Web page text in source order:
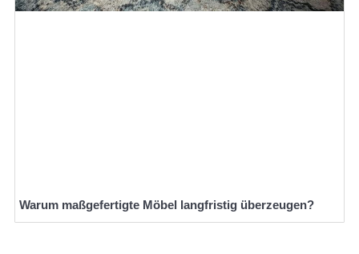
Warum maßgefertigte Möbel langfristig überzeugen?